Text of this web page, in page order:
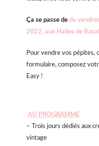
Ça se passe de du
2022, aux Halles de
Pour vendre vos pépites,
formulaire, composez
Easy !
AU PROGRAMME
– Trois jours dédiés aux
vintage